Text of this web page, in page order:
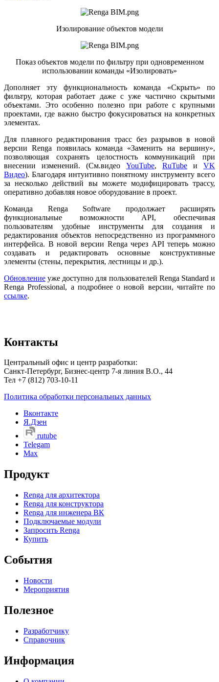
Изолирование объектов модели
Показ объектов модели по фильтру при одновременном
использовании команды «Изолировать»
Дополняет эту функциональность команда «Скрыть» по
фильтру, которая работает даже с уже частично скрытыми
объектами. Это особенно полезно при работе с крупными
проектами, где важно быстро фокусироваться на конкретных
элементах.
Для плавного редактирования трасс без разрывов в новой
версии Renga появилась команда «Заменить на вершину»,
позволяющая сохранять целостность коммуникаций при
внесении изменений. (См.видео YouTube, RuTube и VK
Видео). Благодаря интуитивно понятному инструменту всего
за несколько действий вы можете модифицировать трассу,
оперативно добавляя новое оборудование в проект.
Команда Renga Software продолжает расширять
функциональные возможности API, обеспечивая
пользователям удобные инструменты для создания и
редактирования объектов непосредственно из программного
интерфейса. В новой версии Renga через API теперь можно
создавать и редактировать основные конструктивные
элементы (стены, перекрытия, лестницы и др.).
Обновление уже доступно для пользователей Renga Standard и
Renga Professional, а подробнее о новой версии, читайте по
ссылке.
Контакты
Центральный офис и центр разработки:
Санкт-Петербург, Бизнес-центр 7-я линия В.О., 44
Тел +7 (812) 703-10-11
Политика обработки персональных данных
Вконтакте
Я.Дзен
rutube
Telegam
Max
Продукт
Renga для архитектора
Renga для конструктора
Renga для инженера ВК
Подключаемые модули
Запросить Renga
Купить
События
Новости
Мероприятия
Полезное
Разработчику
Справочник
Информация